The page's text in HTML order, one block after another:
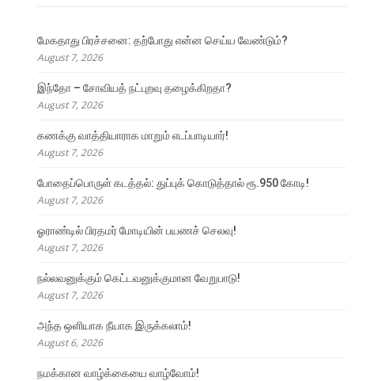
மேகதாது பிரச்சனை: தற்போது என்ன செய்ய வேண்டும்?
August 7, 2026
இந்தோ – சோவியத் நட்புறவு தழைக்கிறதா?
August 7, 2026
கணக்கு வாத்தியாராக மாறும் எடப்பாடியார்!
August 7, 2026
போதைப்பொருள் கடத்தல்: துப்புக் கொடுத்தால் ரூ.950 கோடி!
August 7, 2026
ஓராண்டில் பிரதமர் மோடியின் பயணச் செலவு!
August 7, 2026
நல்லவனுக்கும் கெட்டவனுக்குமான வேறுபாடு!
August 7, 2026
அந்த ஒளியாக நீயாக இருக்கலாம்!
August 6, 2026
நமக்கான வாழ்க்கையை வாழ்வோம்!